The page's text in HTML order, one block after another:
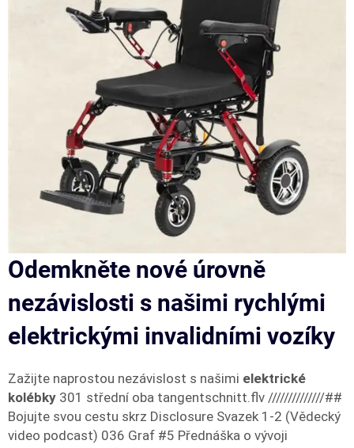
Odemkněte nové úrovně
nezávislosti s našimi rychlými
elektrickými invalidními vozíky
Zažijte naprostou nezávislost s našimi elektrické
kolébky 301 střední oba tangentschnitt.flv //////////////##
Bojujte svou cestu skrz Disclosure Svazek 1-2 (Vědecký
video podcast) 036 Graf #5 Přednáška o vývoji